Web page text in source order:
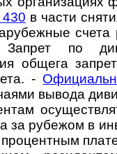
в час­ти
счета
Зап­рет по
общега
-
вы­вода
за рубе­жом в